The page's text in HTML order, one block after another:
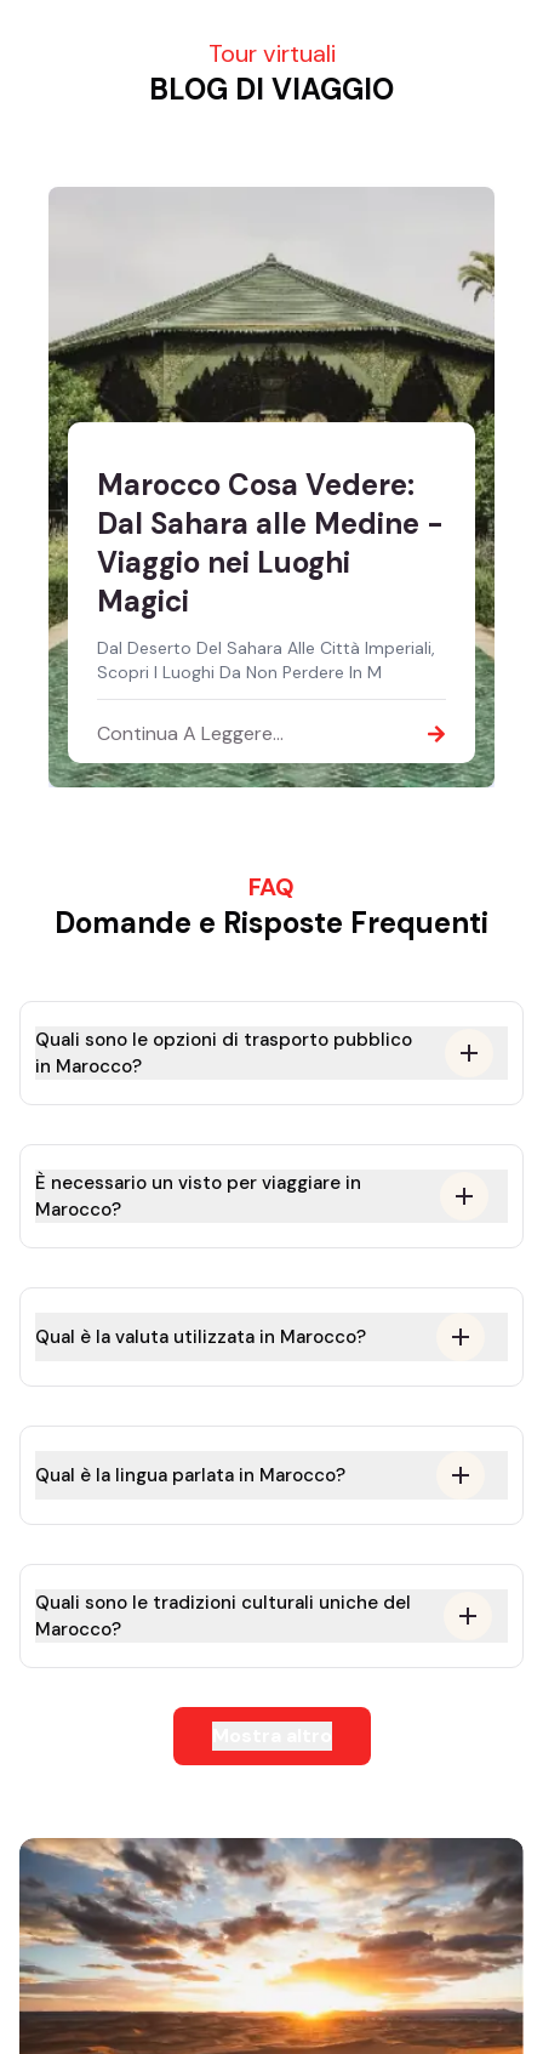
Tour virtuali
BLOG DI VIAGGIO
Marocco Cosa Vedere:
Dal Sahara alle Medine -
Viaggio nei Luoghi
Magici
Dal Deserto Del Sahara Alle Città Imperiali,
Scopri I Luoghi Da Non Perdere In M
Continua A Leggere...
FAQ
Domande e Risposte Frequenti
Quali sono le opzioni di trasporto pubblico
in Marocco?
È necessario un visto per viaggiare in
Marocco?
Qual è la valuta utilizzata in Marocco?
Qual è la lingua parlata in Marocco?
Quali sono le tradizioni culturali uniche del
Marocco?